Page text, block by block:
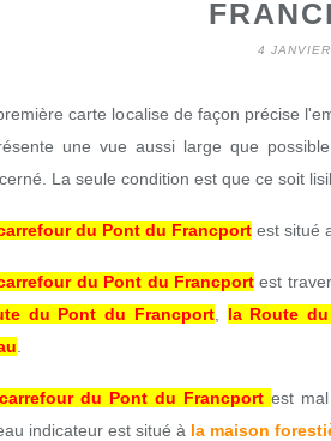
4
carte localise de façon précise
une vue aussi large que
La seule condition est que ce soit
du Pont du Francport est situé
du Pont du Francport est
du Pont du Francport, la Route
du Pont du Francport est
indicateur est situé à la maison